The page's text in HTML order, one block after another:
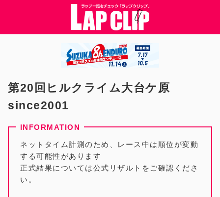
第20回ヒルクライム大台ケ原
since2001
ネットタイム計測のため、レース中は順位が変動
する可能性があります
正式結果については公式リザルトをご確認くださ
い。